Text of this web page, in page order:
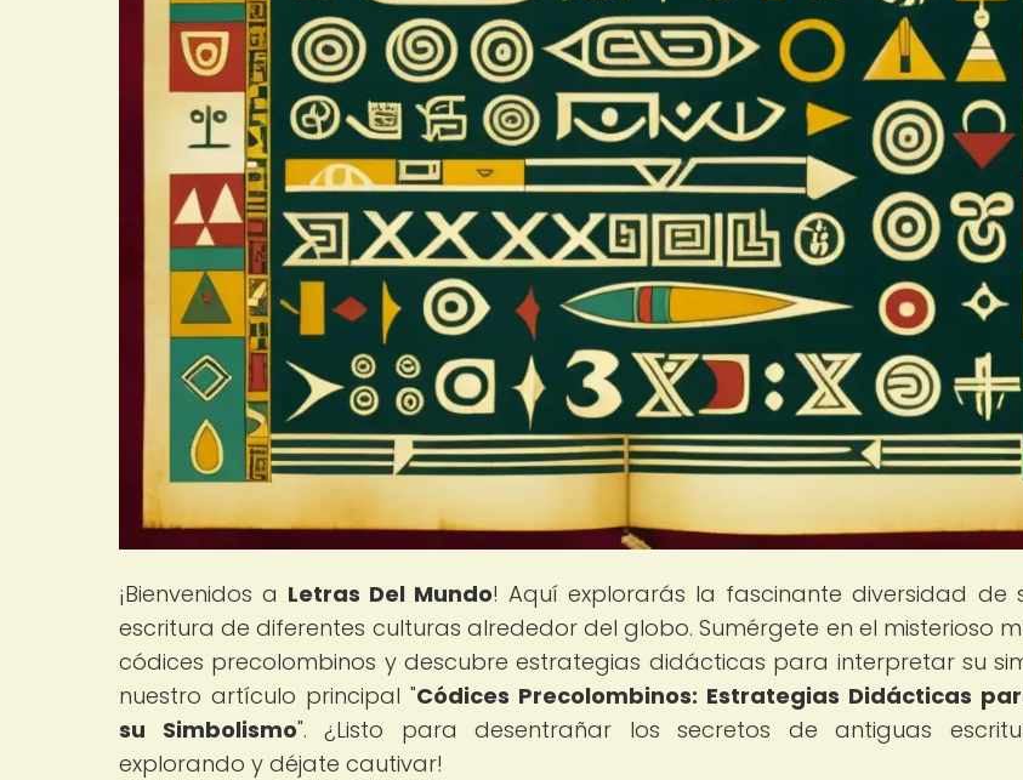
¡Bienvenidos a Letras Del Mundo! Aquí explorarás la fascinante diversidad de
escritura de diferentes culturas alrededor del globo. Sumérgete en el misterioso
códices precolombinos y descubre estrategias didácticas para interpretar su
nuestro artículo principal "Códices Precolombinos: Estrategias Didácticas
su Simbolismo". ¿Listo para desentrañar los secretos de antiguas
explorando y déjate cautivar!